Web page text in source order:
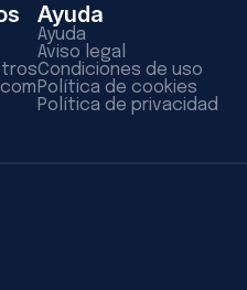
Ayuda
Ayuda
Aviso legal
Condiciones de uso
Política de cookies
Política de privacidad